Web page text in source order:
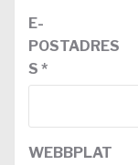
E-
POSTADRES
S *
WEBBPLAT